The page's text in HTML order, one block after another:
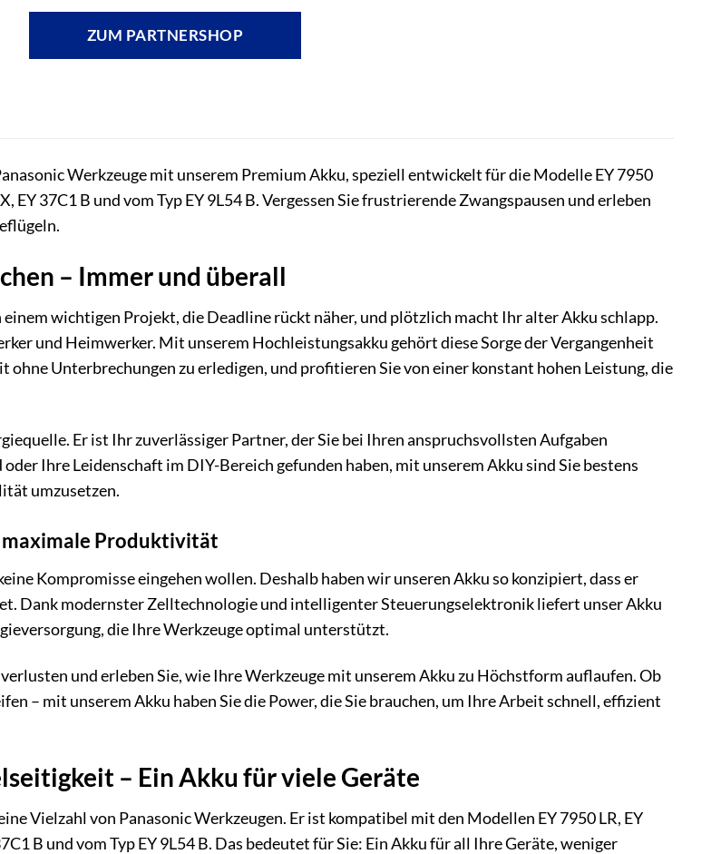
ZUM PARTNERSHOP
Werkzeuge mit unserem Premium Akku, speziell entwickelt für die Modelle EY 7950
EY 37C1 B und vom Typ EY 9L54 B. Vergessen Sie frustrierende Zwangspausen und erleben
– Immer und überall
wichtigen Projekt, die Deadline rückt näher, und plötzlich macht Ihr alter Akku schlapp.
und Heimwerker. Mit unserem Hochleistungsakku gehört diese Sorge der Vergangenheit
ohne Unterbrechungen zu erledigen, und profitieren Sie von einer konstant hohen Leistung, die
Er ist Ihr zuverlässiger Partner, der Sie bei Ihren anspruchsvollsten Aufgaben
Ihre Leidenschaft im DIY-Bereich gefunden haben, mit unserem Akku sind Sie bestens
umzusetzen.
Produktivität
Kompromisse eingehen wollen. Deshalb haben wir unseren Akku so konzipiert, dass er
Dank modernster Zelltechnologie und intelligenter Steuerungselektronik liefert unser Akku
die Ihre Werkzeuge optimal unterstützt.
und erleben Sie, wie Ihre Werkzeuge mit unserem Akku zu Höchstform auflaufen. Ob
– mit unserem Akku haben Sie die Power, die Sie brauchen, um Ihre Arbeit schnell, effizient
– Ein Akku für viele Geräte
Vielzahl von Panasonic Werkzeugen. Er ist kompatibel mit den Modellen EY 7950 LR, EY
B und vom Typ EY 9L54 B. Das bedeutet für Sie: Ein Akku für all Ihre Geräte, weniger